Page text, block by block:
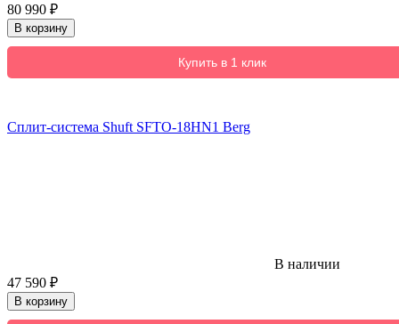
80 990 ₽
В корзину
Купить в 1 клик
Сплит-система Shuft SFTO-18HN1 Berg
В наличии
47 590 ₽
В корзину